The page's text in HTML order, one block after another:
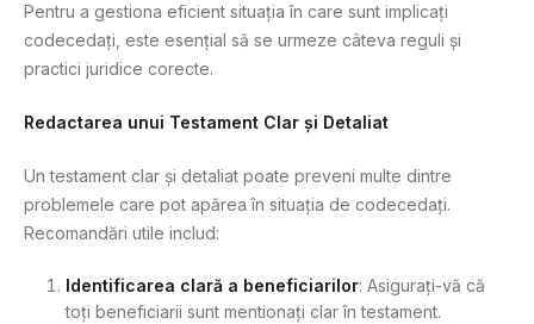
Pentru a gestiona eficient situația în care sunt implicați
codecedați, este esențial să se urmeze câteva reguli și
practici juridice corecte.
Redactarea unui Testament Clar și Detaliat
Un testament clar și detaliat poate preveni multe dintre
problemele care pot apărea în situația de codecedați.
Recomandări utile includ:
Identificarea clară a beneficiarilor: Asigurați-vă că
toți beneficiarii sunt mentionați clar în testament.